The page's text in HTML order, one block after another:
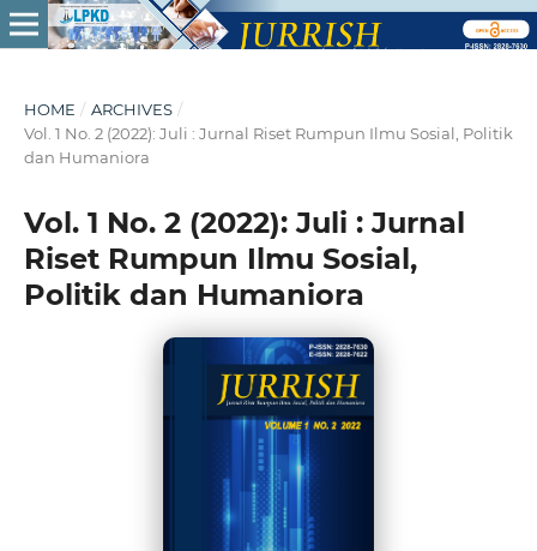
HOME / ARCHIVES /
Vol. 1 No. 2 (2022): Juli : Jurnal Riset Rumpun Ilmu Sosial, Politik
dan Humaniora
Vol. 1 No. 2 (2022): Juli : Jurnal
Riset Rumpun Ilmu Sosial,
Politik dan Humaniora